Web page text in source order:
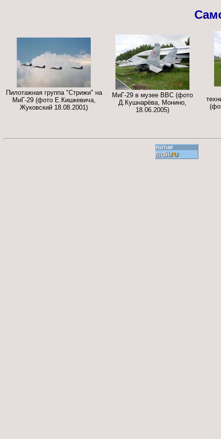
Пилотажная группа "Стрижи" на
МиГ-29 (фото Е.Кишкевича,
Жуковский 18.08.2001)
МиГ-29 в музее ВВС (фото
Д.Кушнарёва, Монино,
18.06.2005)